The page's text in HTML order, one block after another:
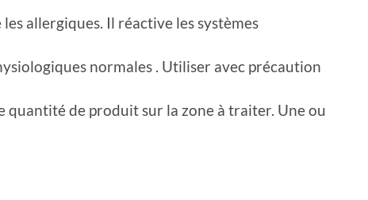
allergiques. Il réactive les systèmes
normales . Utiliser avec précaution
de produit sur la zone à traiter. Une ou